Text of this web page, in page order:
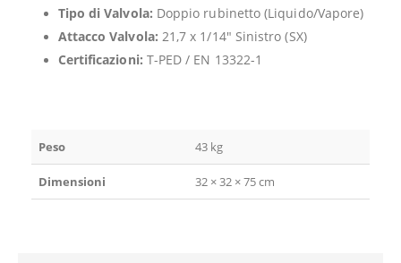
Tipo di Valvola: Doppio rubinetto (Liquido/Vapore)
Attacco Valvola: 21,7 x 1/14″ Sinistro (SX)
Certificazioni: T-PED / EN 13322-1
Peso 43 kg
Dimensioni 32 × 32 × 75 cm